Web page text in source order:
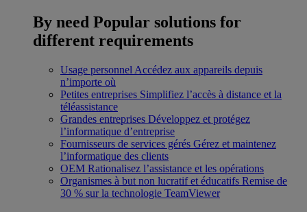
By need Popular solutions for
different requirements
Usage personnel Accédez aux appareils depuis
n’importe où
Petites entreprises Simplifiez l’accès à distance et la
téléassistance
Grandes entreprises Développez et protégez
l’informatique d’entreprise
Fournisseurs de services gérés Gérez et maintenez
l’informatique des clients
OEM Rationalisez l’assistance et les opérations
Organismes à but non lucratif et éducatifs Remise de
30 % sur la technologie TeamViewer